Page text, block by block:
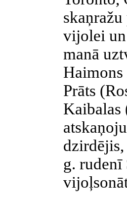
vijolei
manā
Prāts
Kaibalas
g.